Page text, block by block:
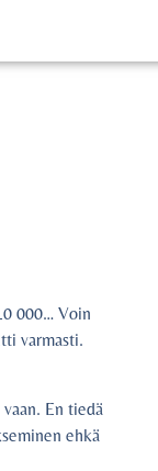
000… Voin
varmasti.
En tiedä
ehkä